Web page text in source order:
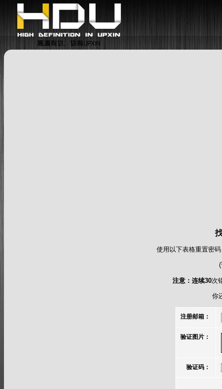
使用以下表格重置密
注意：连续30次
你
注册邮箱：
验证图片：
验证码：